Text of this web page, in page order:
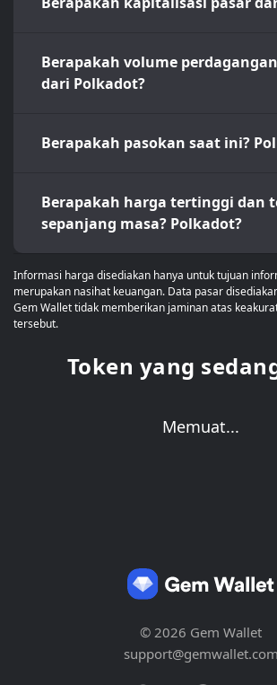
Berapakah volume
dari Polkadot?
Berapakah pasokan saat ini?
Berapakah harga tertinggi dan
sepanjang masa? Polkadot?
Informasi harga disediakan hanya untuk tujuan
merupakan nasihat keuangan. Data pasar
Gem Wallet tidak memberikan jaminan atas
tersebut.
Token yang
Memuat...
© 2026 Gem Wallet
support@gemwallet.com